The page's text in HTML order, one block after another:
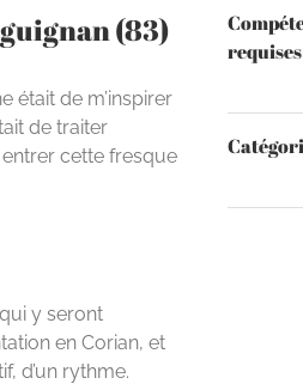
(83)
était de m’inspirer
de traiter
cette fresque
y seront
en Corian, et
d’un rythme.